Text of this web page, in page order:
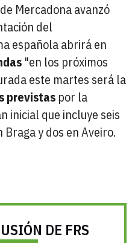
Mercadona avanzó
del
española abrirá en
"en los próximos
este martes será la
previstas por la
inicial que incluye seis
y dos en Aveiro.
DE FRS